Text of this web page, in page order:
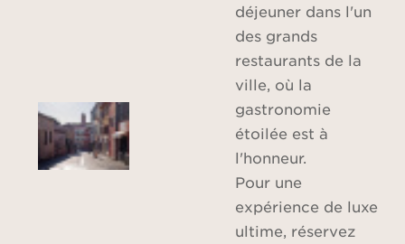
déjeuner dans l'un
des grands
restaurants de la
ville, où la
gastronomie
étoilée est à
l'honneur.
Pour une
expérience de luxe
ultime, réservez